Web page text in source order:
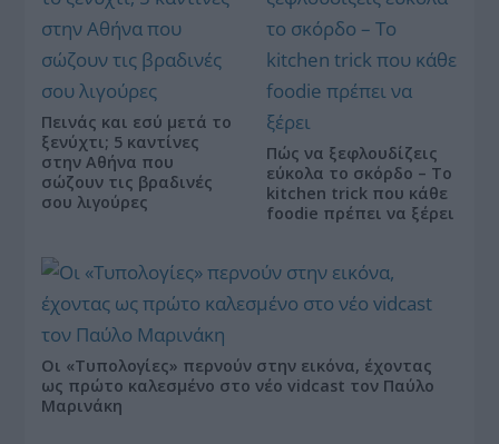
Πεινάς και εσύ μετά το
ξενύχτι; 5 καντίνες
στην Αθήνα που
σώζουν τις βραδινές
σου λιγούρες
Πώς να ξεφλουδίζεις
εύκολα το σκόρδο – Το
kitchen trick που κάθε
foodie πρέπει να ξέρει
Οι «Τυπολογίες» περνούν στην εικόνα, έχοντας
ως πρώτο καλεσμένο στο νέο vidcast τον Παύλο
Μαρινάκη